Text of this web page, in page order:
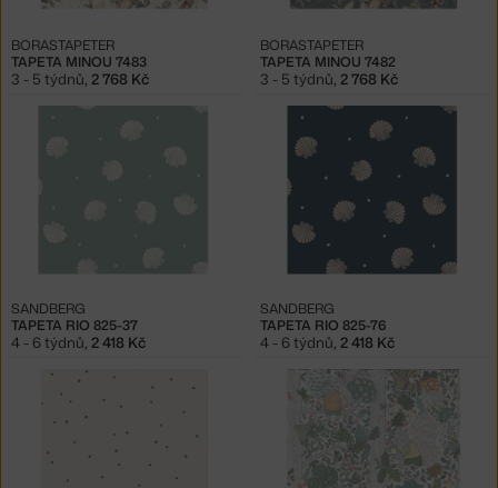
TAPETA MINOU 7483
BORASTAPETER
3 - 5 týdnů, 2 768 Kč
TAPETA MINOU 7482
BORASTAPETER
3 - 5 týdnů, 2 768 Kč
TAPETA RIO 825-37
SANDBERG
4 - 6 týdnů, 2 418 Kč
TAPETA RIO 825-76
SANDBERG
4 - 6 týdnů, 2 418 Kč